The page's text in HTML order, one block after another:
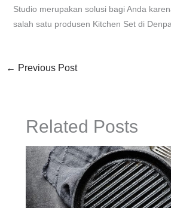
Studio merupakan solusi bagi Anda
salah satu produsen Kitchen Set di
← Previous Post
Related Posts